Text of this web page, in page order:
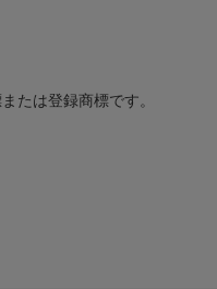
たは登録商標です。